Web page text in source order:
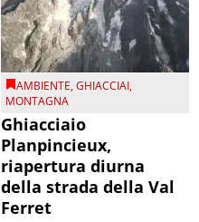
AMBIENTE,GHIACCIAI,
MONTAGNA
Ghiacciaio
Planpincieux,
riapertura diurna
della strada della Val
Ferret